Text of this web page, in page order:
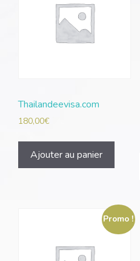
Thailandeevisa.com
180,00€
Ajouter au panier
Promo !